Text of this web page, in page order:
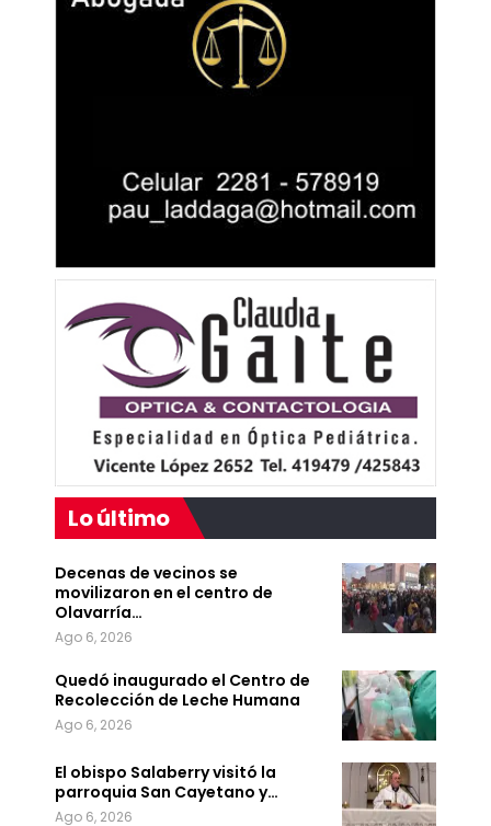
Lo último
Decenas de vecinos se
movilizaron en el centro de
Olavarría…
Ago 6, 2026
Quedó inaugurado el Centro de
Recolección de Leche Humana
Ago 6, 2026
El obispo Salaberry visitó la
parroquia San Cayetano y…
Ago 6, 2026